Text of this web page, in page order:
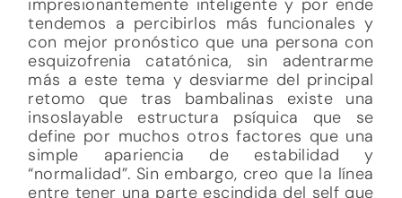
impresionantemente inteligente y por ende
tendemos a percibirlos más funcionales y
con mejor pronóstico que una persona con
esquizofrenia catatónica, sin adentrarme
más a este tema y desviarme del principal
retomo que tras bambalinas existe una
insoslayable estructura psíquica que se
define por muchos otros factores que una
simple apariencia de estabilidad y
“normalidad”. Sin embargo, creo que la línea
entre tener una parte escindida del self que